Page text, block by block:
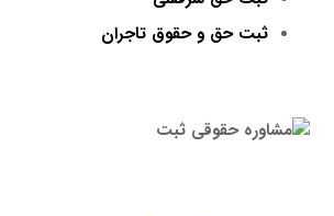
ثبت حق و حقوق تاجران